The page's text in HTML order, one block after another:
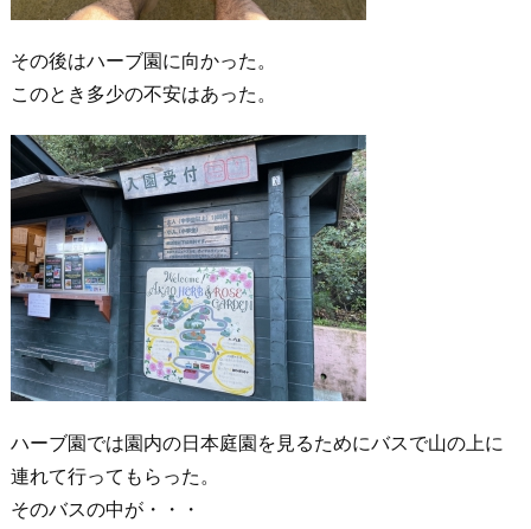
その後はハーブ園に向かった。
このとき多少の不安はあった。
ハーブ園では園内の日本庭園を見るためにバスで山の上に
連れて行ってもらった。
そのバスの中が・・・